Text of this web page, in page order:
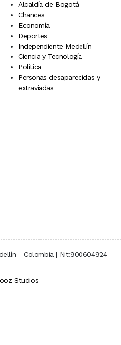
Alcaldía de Bogotá
Chances
Economía
Deportes
Independiente Medellín
Ciencia y Tecnología
Política
Personas desaparecidas y
extraviadas
- Colombia | Nit:900604924-
Studios